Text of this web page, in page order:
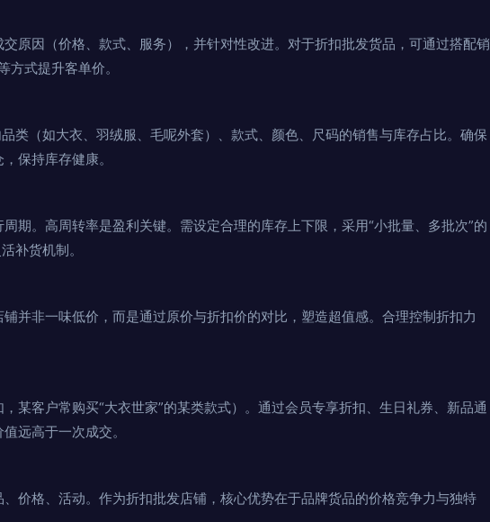
原因（价格、款式、服务），并针对性改进。对于折扣批发货品，可通过搭配销
方式提升客单价。
类（如大衣、羽绒服、毛呢外套）、款式、颜色、尺码的销售与库存占比。确保
保持库存健康。
期。高周转率是盈利关键。需设定合理的库存上下限，采用“小批量、多批次”的
补货机制。
并非一味低价，而是通过原价与折扣价的对比，塑造超值感。合理控制折扣力
某客户常购买“大衣世家”的某类款式）。通过会员专享折扣、生日礼券、新品通
远高于一次成交。
价格、活动。作为折扣批发店铺，核心优势在于品牌货品的价格竞争力与独特